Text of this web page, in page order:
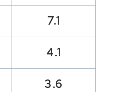
7.1
4.1
3.6